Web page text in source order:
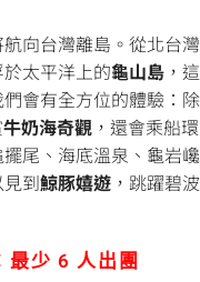
向台灣離島。從北台
太平洋上的龜山島 ，
會有全方位的體驗：
牛奶海奇觀 ，還會乘船
擺尾、海底溫泉、龜岩
到鯨豚嬉遊 ，跳躍碧
最少 6 人出團